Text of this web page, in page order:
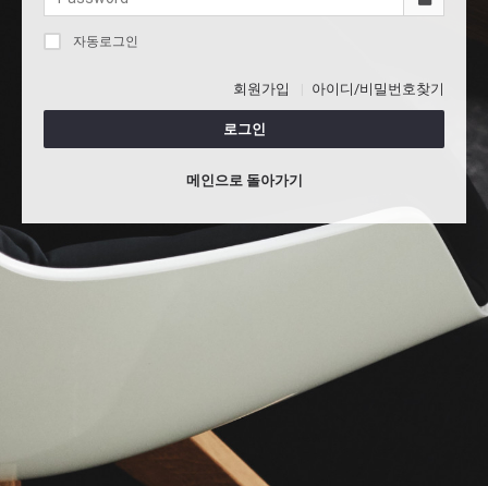
자동로그인
회원가입 아이디/비밀번호찾기
로그인
메인으로 돌아가기